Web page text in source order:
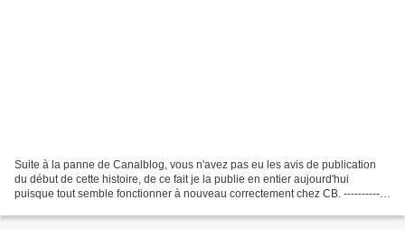
Suite à la panne de Canalblog, vous n'avez pas eu les avis de publication
du début de cette histoire, de ce fait je la publie en entier aujourd'hui
puisque tout semble fonctionner à nouveau correctement chez CB. -------------